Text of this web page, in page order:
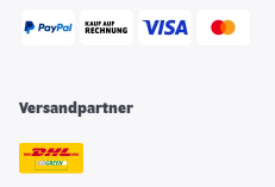
Versandpartner